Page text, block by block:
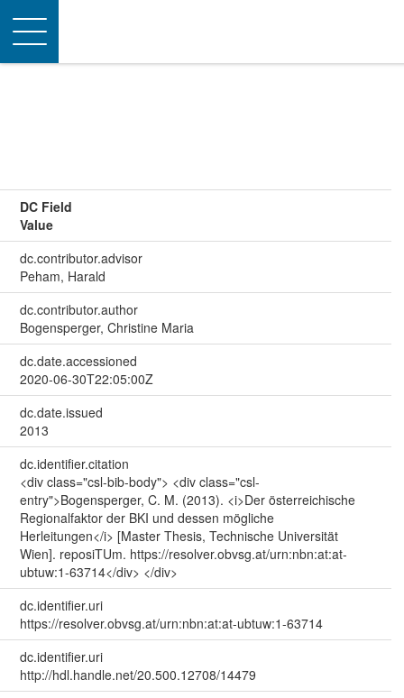
Toggle
navigation
DC Field
Value
dc.contributor.advisor
Peham, Harald
dc.contributor.author
Bogensperger, Christine Maria
dc.date.accessioned
2020-06-30T22:05:00Z
dc.date.issued
2013
dc.identifier.citation
<div class="csl-bib-body"> <div class="csl-
entry">Bogensperger, C. M. (2013). <i>Der österreichische
Regionalfaktor der BKI und dessen mögliche
Herleitungen</i> [Master Thesis, Technische Universität
Wien]. reposiTUm. https://resolver.obvsg.at/urn:nbn:at:at-
ubtuw:1-63714</div> </div>
dc.identifier.uri
https://resolver.obvsg.at/urn:nbn:at:at-ubtuw:1-63714
dc.identifier.uri
http://hdl.handle.net/20.500.12708/14479